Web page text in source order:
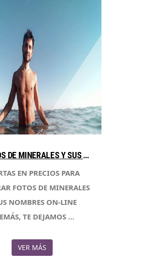
➤ FOTOS DE MINERALES Y SUS NOMBRES COMPARA PRECIO AL COMPRAR CON LIBRERIAESOTERICA.NET
EN PRECIOS PARA
FOTOS DE MINERALES
NOMBRES ON-LINE
TE DEJAMOS …
VER MÁS